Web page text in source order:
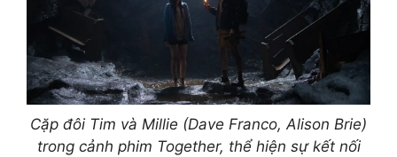
Cặp đôi Tim và Millie (Dave Franco, Alison Brie)
trong cảnh phim Together, thể hiện sự kết nối